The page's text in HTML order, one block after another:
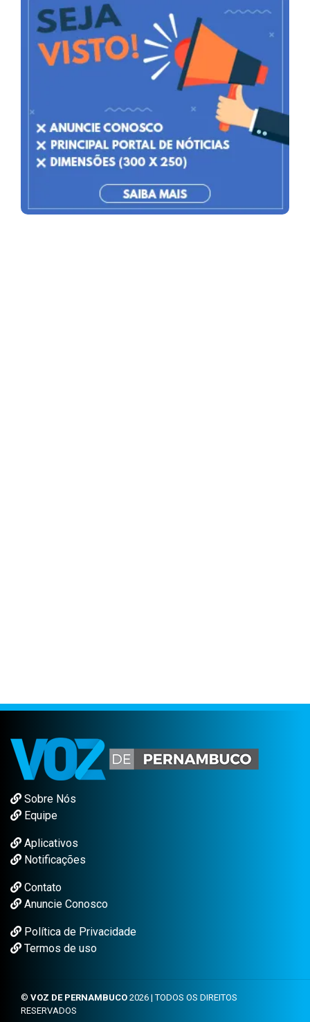
Sobre Nós
Equipe
Aplicativos
Notificações
Contato
Anuncie Conosco
Política de Privacidade
Termos de uso
© VOZ DE PERNAMBUCO 2026 | TODOS OS DIREITOS
RESERVADOS